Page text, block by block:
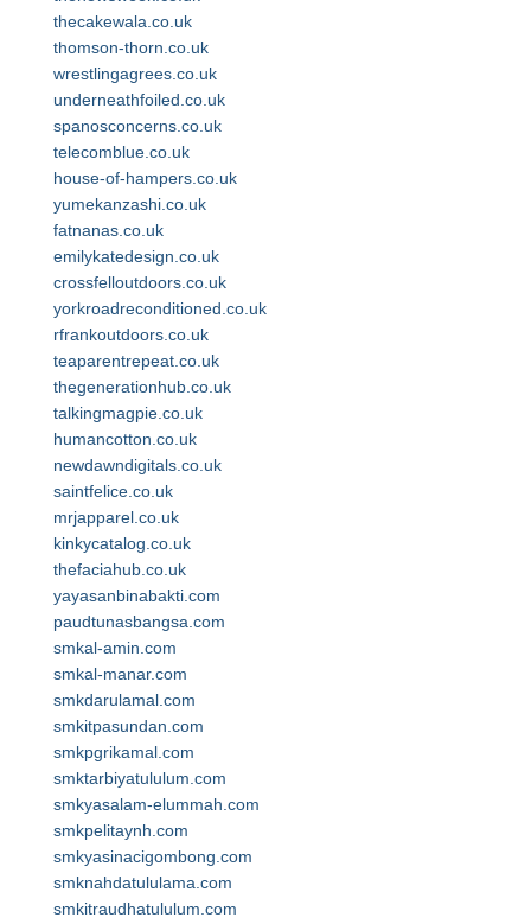
thecakewala.co.uk
thomson-thorn.co.uk
wrestlingagrees.co.uk
underneathfoiled.co.uk
spanosconcerns.co.uk
telecomblue.co.uk
house-of-hampers.co.uk
yumekanzashi.co.uk
fatnanas.co.uk
emilykatedesign.co.uk
crossfelloutdoors.co.uk
yorkroadreconditioned.co.uk
rfrankoutdoors.co.uk
teaparentrepeat.co.uk
thegenerationhub.co.uk
talkingmagpie.co.uk
humancotton.co.uk
newdawndigitals.co.uk
saintfelice.co.uk
mrjapparel.co.uk
kinkycatalog.co.uk
thefaciahub.co.uk
yayasanbinabakti.com
paudtunasbangsa.com
smkal-amin.com
smkal-manar.com
smkdarulamal.com
smkitpasundan.com
smkpgrikamal.com
smktarbiyatululum.com
smkyasalam-elummah.com
smkpelitaynh.com
smkyasinacigombong.com
smknahdatululama.com
smkitraudhatululum.com